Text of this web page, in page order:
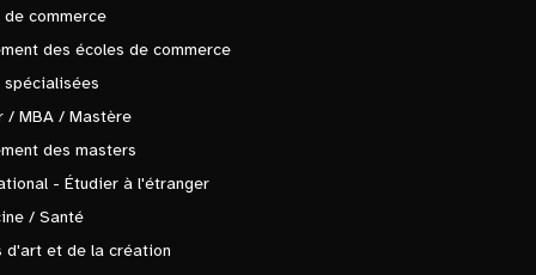
de commerce
des écoles de commerce
spécialisées
/ MBA / Mastère
des masters
- Étudier à l'étranger
/ Santé
d'art et de la création